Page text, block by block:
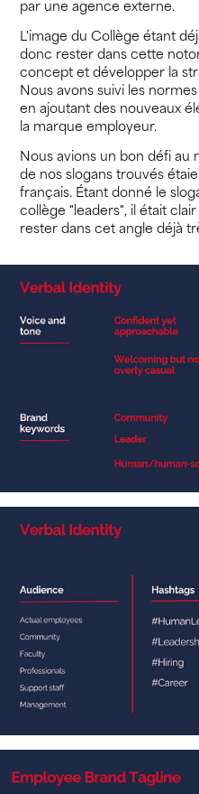
par une agence externe.
L'image du Collège étant
donc rester dans cette
concept et développer la
Nous avons suivi les
en ajoutant des nouveaux
la marque employeur.
Nous avions un bon défi au
de nos slogans trouvés
français. Étant donné le
collège "leaders", il était
rester dans cet angle déjà